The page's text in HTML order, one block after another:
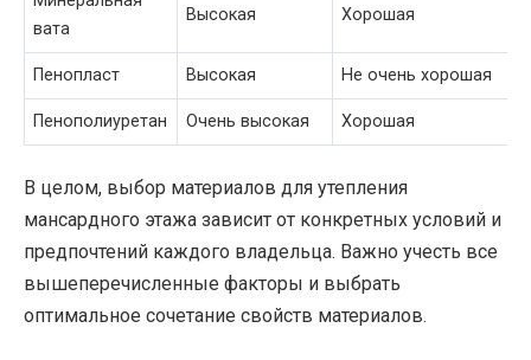
вата
Высокая Хорошая
Пенопласт Высокая Не очень хорошая
Пенополиуретан Очень высокая Хорошая
В целом, выбор материалов для утепления
мансардного этажа зависит от конкретных условий и
предпочтений каждого владельца. Важно учесть все
вышеперечисленные факторы и выбрать
оптимальное сочетание свойств материалов.